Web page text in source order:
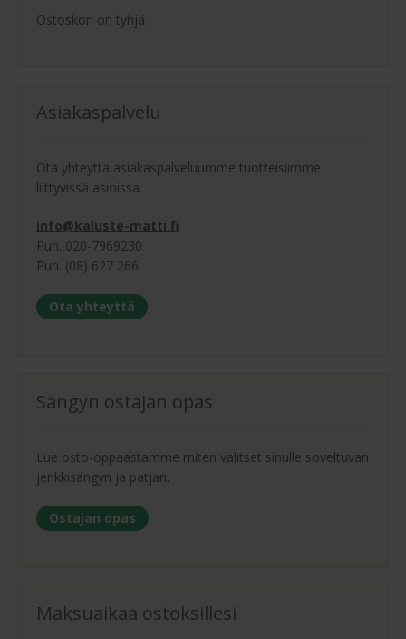
Ostoskori on tyhjä.
Asiakaspalvelu
Ota yhteyttä asiakaspalveluumme tuotteisiimme
liittyvissä asioissa.
info@kaluste-matti.fi
Puh. 020-7969230
Puh. (08) 627 266
Ota yhteyttä
Sängyn ostajan opas
Lue osto-oppaastamme miten valitset sinulle soveltuvan
jenkkisängyn ja patjan.
Ostajan opas
Maksuaikaa ostoksillesi